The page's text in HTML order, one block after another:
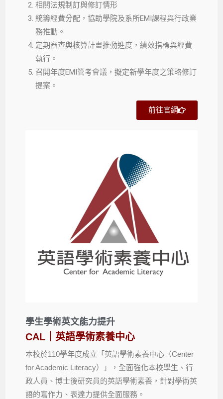
相關法規制訂與修訂情形
統籌經費分配，協助學院及系所EMI課程與行政業
務推動。
定期審查與核算計畫推動進度，績效指標與經費
執行。
召開年度EMI管考會議，擬定新學年度之策略修訂
提案。
前往官網
學生學術英文能力提升
CAL｜英語學術素養中心
本校於110學年度成立「英語學術素養中心（Center
for Academic Literacy）」，全面強化本校學生、行
政人員、博士後研究員的英語學術素養，針對學術英
語的寫作力、表達力提供全面服務。